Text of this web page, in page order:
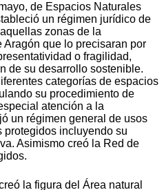
de Espacios Naturales
un régimen jurídico de
zonas de la
que lo precisaran por
o fragilidad,
de su desarrollo sostenible.
categorías de espacios
su procedimiento de
atención a la
un régimen general de usos
protegidos incluyendo su
Asimismo creó la Red de
la figura del Área natural